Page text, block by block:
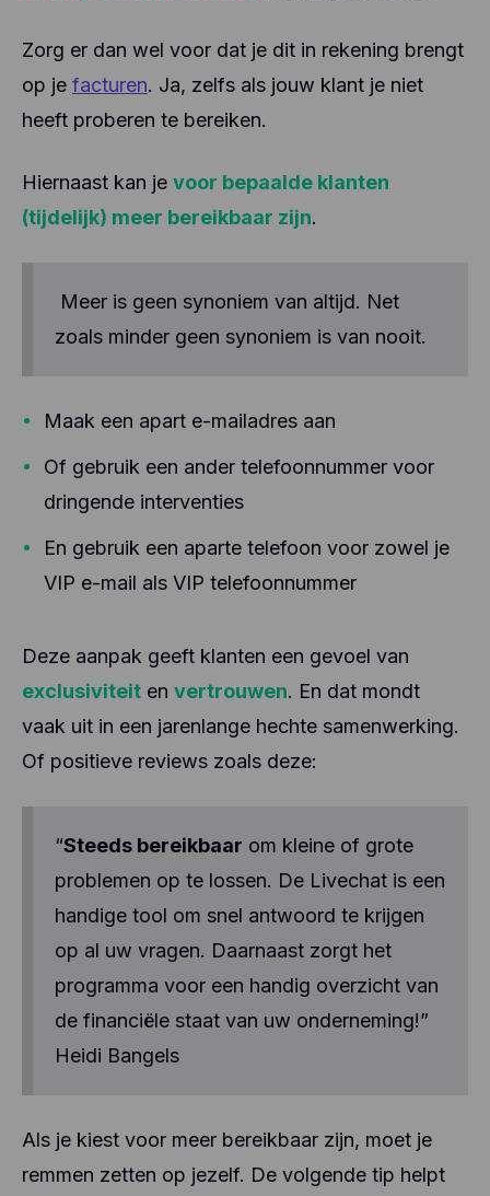
Zorg er dan wel voor dat je dit in rekening brengt
op je facturen. Ja, zelfs als jouw klant je niet
heeft proberen te bereiken.
Hiernaast kan je voor bepaalde klanten
(tijdelijk) meer bereikbaar zijn.
Meer is geen synoniem van altijd. Net
zoals minder geen synoniem is van nooit.
Maak een apart e-mailadres aan
Of gebruik een ander telefoonnummer voor
dringende interventies
En gebruik een aparte telefoon voor zowel je
VIP e-mail als VIP telefoonnummer
Deze aanpak geeft klanten een gevoel van
exclusiviteit en vertrouwen. En dat mondt
vaak uit in een jarenlange hechte samenwerking.
Of positieve reviews zoals deze:
“Steeds bereikbaar om kleine of grote
problemen op te lossen. De Livechat is een
handige tool om snel antwoord te krijgen
op al uw vragen. Daarnaast zorgt het
programma voor een handig overzicht van
de financiële staat van uw onderneming!”
Heidi Bangels
Als je kiest voor meer bereikbaar zijn, moet je
remmen zetten op jezelf. De volgende tip helpt